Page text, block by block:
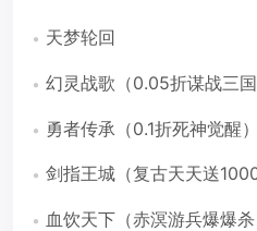
天梦轮回
幻灵战歌（0.05折谋战三国
勇者传承（0.1折死神觉醒）
剑指王城（复古天天送1000
血饮天下（赤溟游兵爆爆杀